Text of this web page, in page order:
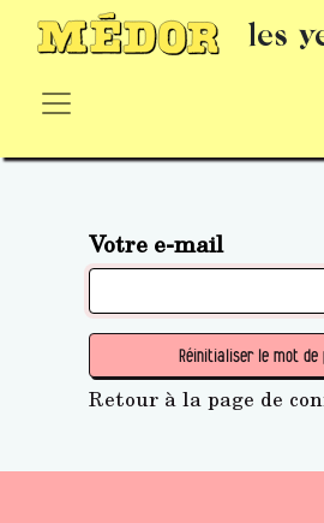
les
Votre e-mail
Réinitialiser le mot de
Retour à la page de